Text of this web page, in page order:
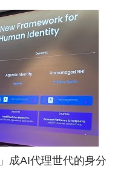
成AI代理世代的身分